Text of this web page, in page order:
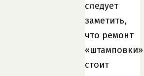
следует
заметить,
что ремонт
«штамповки»
стоит